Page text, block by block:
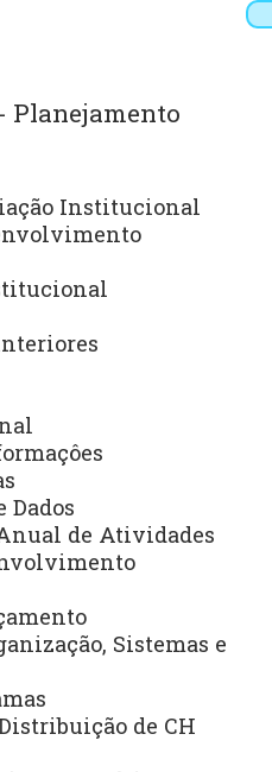
Campus
Planejamento
Institucional
Dados
de Atividades
Sistemas e
de CH
Início
PDI
Sobre
RECEITA
PROPLAN
e Orçamento
Execução Orçamentária